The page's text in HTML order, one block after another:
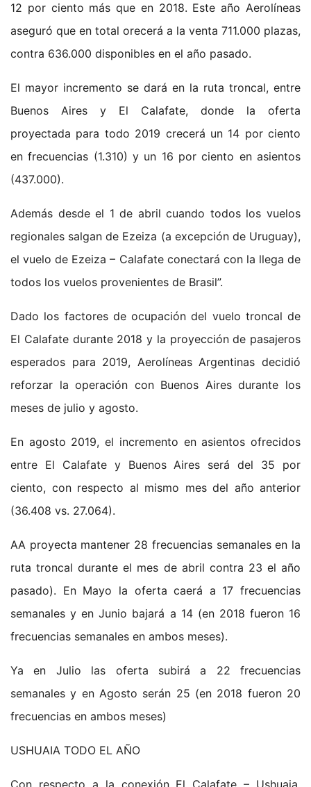
12 por ciento más que en 2018. Este año Aerolíneas
aseguró que en total orecerá a la venta 711.000 plazas,
contra 636.000 disponibles en el año pasado.
El mayor incremento se dará en la ruta troncal, entre
Buenos Aires y El Calafate, donde la oferta
proyectada para todo 2019 crecerá un 14 por ciento
en frecuencias (1.310) y un 16 por ciento en asientos
(437.000).
Además desde el 1 de abril cuando todos los vuelos
regionales salgan de Ezeiza (a excepción de Uruguay),
el vuelo de Ezeiza – Calafate conectará con la llega de
todos los vuelos provenientes de Brasil”.
Dado los factores de ocupación del vuelo troncal de
El Calafate durante 2018 y la proyección de pasajeros
esperados para 2019, Aerolíneas Argentinas decidió
reforzar la operación con Buenos Aires durante los
meses de julio y agosto.
En agosto 2019, el incremento en asientos ofrecidos
entre El Calafate y Buenos Aires será del 35 por
ciento, con respecto al mismo mes del año anterior
(36.408 vs. 27.064).
AA proyecta mantener 28 frecuencias semanales en la
ruta troncal durante el mes de abril contra 23 el año
pasado). En Mayo la oferta caerá a 17 frecuencias
semanales y en Junio bajará a 14 (en 2018 fueron 16
frecuencias semanales en ambos meses).
Ya en Julio las oferta subirá a 22 frecuencias
semanales y en Agosto serán 25 (en 2018 fueron 20
frecuencias en ambos meses)
USHUAIA TODO EL AÑO